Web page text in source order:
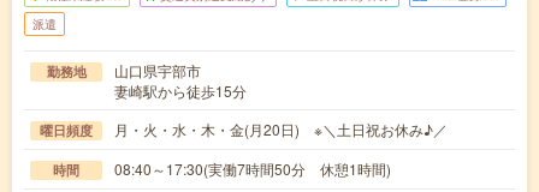
派遣
勤務地
山口県宇部市
妻崎駅から徒歩15分
曜日頻度 月・火・水・木・金(月20日) ※＼土日祝お休み♪／
時間 08:40～17:30(実働7時間50分 休憩1時間)